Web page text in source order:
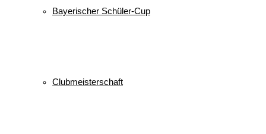
Bayerischer Schüler-Cup
Clubmeisterschaft